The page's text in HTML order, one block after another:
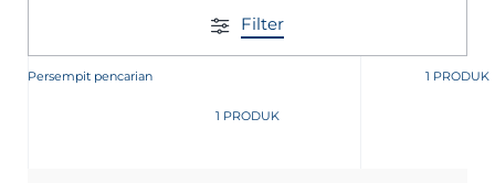
Filter
Persempit pencarian 1 PRODUK
1 PRODUK